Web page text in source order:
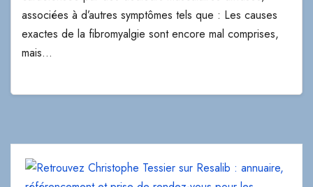
associées à d’autres symptômes tels que : Les causes
exactes de la fibromyalgie sont encore mal comprises,
mais…